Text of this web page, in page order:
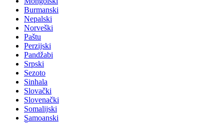
Burmanski
Nepalski
Norveški
Paštu
Perzijski
Pandžabi
Srpski
Sezoto
Sinhala
Slovački
Slovenački
Somalijski
Samoanski